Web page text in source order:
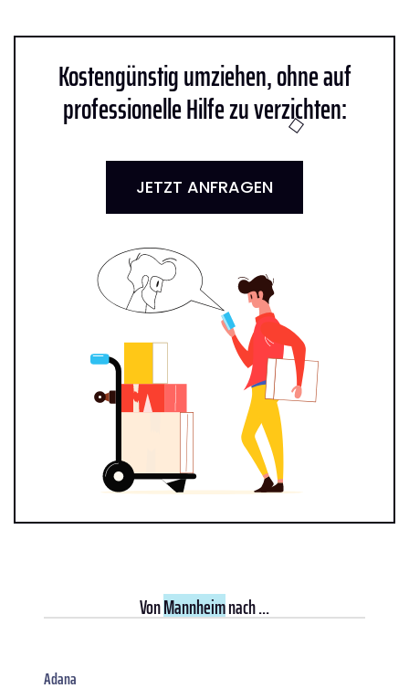
Kostengünstig umziehen, ohne auf
professionelle Hilfe zu verzichten:
JETZT ANFRAGEN
VonMannheimnach ...
Adana